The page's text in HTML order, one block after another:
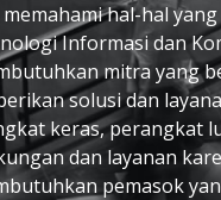
hal-hal
Informasi dan
mitra yang
solusi dan
keras, perangkat
dan layanan
pemasok